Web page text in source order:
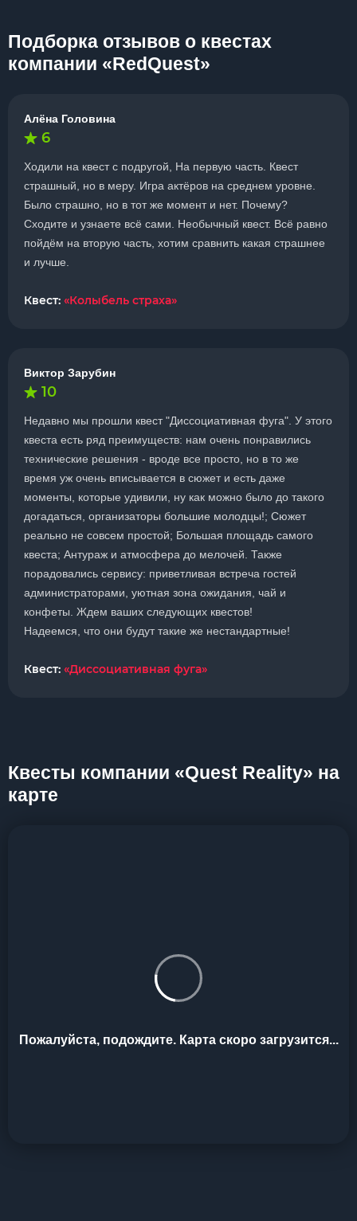
Подборка отзывов о квестах
компании «RedQuest»
Алёна Головина
6
Ходили на квест с подругой, На первую часть. Квест
страшный, но в меру. Игра актёров на среднем уровне.
Было страшно, но в тот же момент и нет. Почему?
Сходите и узнаете всё сами. Необычный квест. Всё равно
пойдём на вторую часть, хотим сравнить какая страшнее
и лучше.
Квест: «Колыбель страха»
Виктор Зарубин
10
Недавно мы прошли квест "Диссоциативная фуга". У этого
квеста есть ряд преимуществ: нам очень понравились
технические решения - вроде все просто, но в то же
время уж очень вписывается в сюжет и есть даже
моменты, которые удивили, ну как можно было до такого
догадаться, организаторы большие молодцы!; Сюжет
реально не совсем простой; Большая площадь самого
квеста; Антураж и атмосфера до мелочей. Также
порадовались сервису: приветливая встреча гостей
администраторами, уютная зона ожидания, чай и
конфеты. Ждем ваших следующих квестов!
Надеемся, что они будут такие же нестандартные!
Квест: «Диссоциативная фуга»
Квесты компании «Quest Reality» на
карте
Пожалуйста, подождите. Карта скоро загрузится...